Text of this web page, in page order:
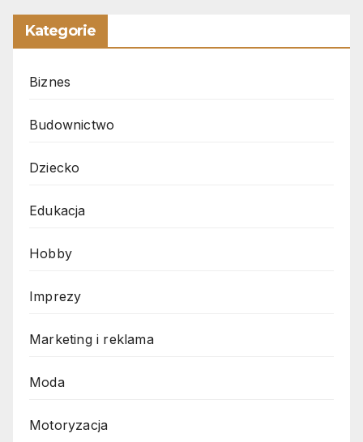
Kategorie
Biznes
Budownictwo
Dziecko
Edukacja
Hobby
Imprezy
Marketing i reklama
Moda
Motoryzacja